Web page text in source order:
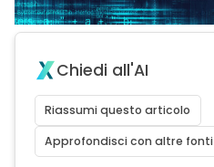
Chiedi all'AI
Riassumi questo articolo
Approfondisci con altre fonti